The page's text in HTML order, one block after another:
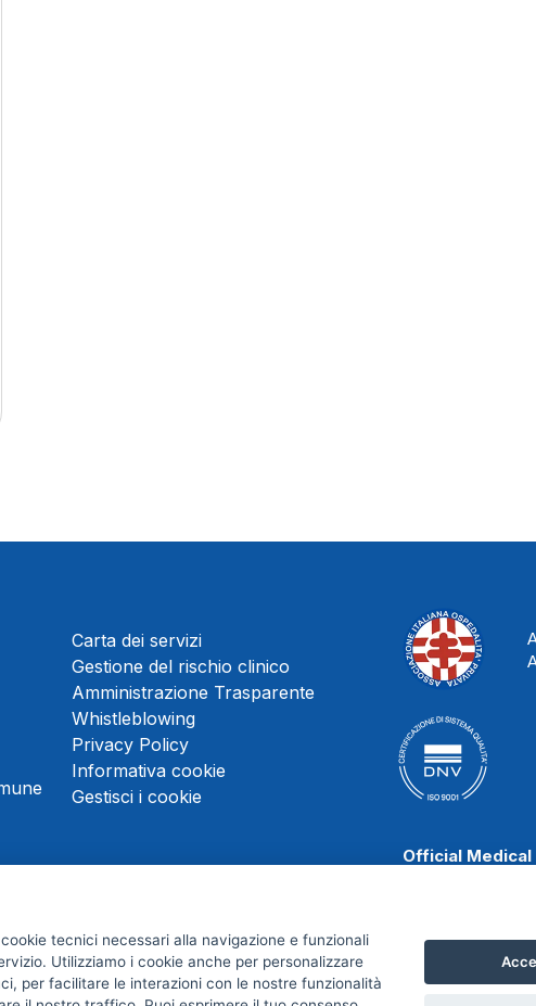
tecnici necessari alla navigazione e funzionali
Utilizziamo i cookie anche per personalizzare
per facilitare le interazioni con le nostre funzionalità
Carta dei servizi
Gestione del rischio clinico
Amministrazione Trasparente
Whistleblowing
Privacy Policy
Informativa cookie
Gestisci i cookie
Official Medical
Scafati Basket